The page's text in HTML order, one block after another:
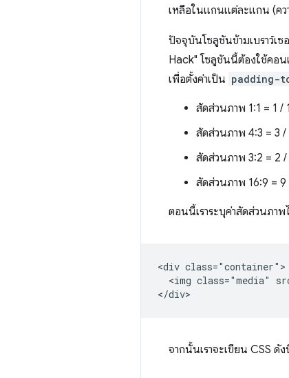
เหลือในแกนแต่ละแกน (คว
ปัจจุบันโซลูชันข้ามเบราว์เซ
Hack" โซลูชันนี้ต้องใช้คอ
เพื่อตั้งค่าเป็น padding-
สัดส่วนภาพ 1:1 = 1 /
สัดส่วนภาพ 4:3 = 3
สัดส่วนภาพ 3:2 = 2
สัดส่วนภาพ 16:9 =
ตอนนี้เราระบุค่าสัดส่วนภา
<div class="container">
<img class="media"
จากนั้นเราจะเขียน CSS ดัง